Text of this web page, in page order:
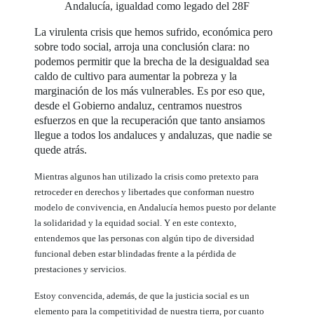
Andalucía, igualdad como legado del 28F
La virulenta crisis que hemos sufrido, económica pero
sobre todo social, arroja una conclusión clara: no
podemos permitir que la brecha de la desigualdad sea
caldo de cultivo para aumentar la pobreza y la
marginación de los más vulnerables. Es por eso que,
desde el Gobierno andaluz, centramos nuestros
esfuerzos en que la recuperación que tanto ansiamos
llegue a todos los andaluces y andaluzas, que nadie se
quede atrás.
Mientras algunos han utilizado la crisis como pretexto para
retroceder en derechos y libertades que conforman nuestro
modelo de convivencia, en Andalucía hemos puesto por delante
la solidaridad y la equidad social. Y en este contexto,
entendemos que las personas con algún tipo de diversidad
funcional deben estar blindadas frente a la pérdida de
prestaciones y servicios.
Estoy convencida, además, de que la justicia social es un
elemento para la competitividad de nuestra tierra, por cuanto